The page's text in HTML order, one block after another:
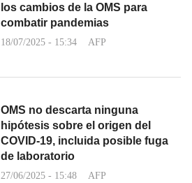
los cambios de la OMS para
combatir pandemias
18/07/2025 - 15:34 AFP
OMS no descarta ninguna
hipótesis sobre el origen del
COVID-19, incluida posible fuga
de laboratorio
27/06/2025 - 15:48 AFP